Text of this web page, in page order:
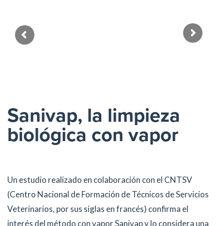
Sanivap, la limpieza
biológica con vapor
Un estudio realizado en colaboración con el CNTSV
(Centro Nacional de Formación de Técnicos de Servicios
Veterinarios, por sus siglas en francés) confirma el
interés del método con vapor Sanivap y lo considera una